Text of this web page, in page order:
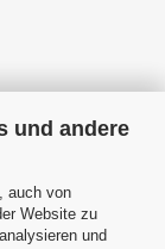
und andere
auch von
Website zu
und